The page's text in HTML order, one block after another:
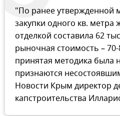
"По ранее утвержденной
закупки одного кв.
отделкой составила 62
рыночная стоимость –
принятая методика была
признаются
Новости Крым директор
капстроительства